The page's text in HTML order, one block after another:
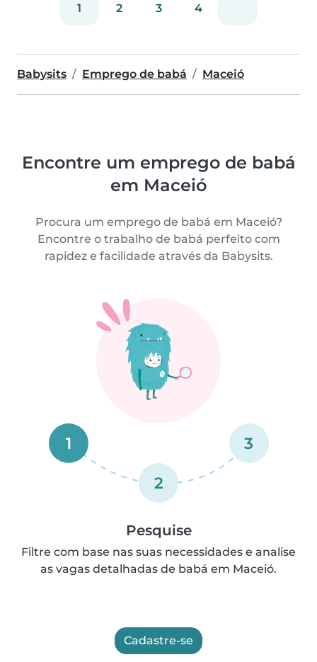
1 2 3 4
Babysits Emprego de babá Maceió
Encontre um emprego de babá
em Maceió
Procura um emprego de babá em Maceió?
Encontre o trabalho de babá perfeito com
rapidez e facilidade através da Babysits.
1
2
3
Pesquise
Filtre com base nas suas necessidades e analise
as vagas detalhadas de babá em Maceió.
Cadastre-se